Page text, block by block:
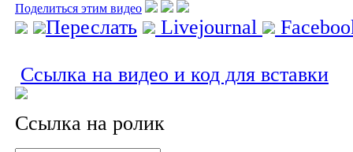
Поделиться этим видео
Переслать Livejournal
Ссылка на видео и код для вставки
Ссылка на ролик